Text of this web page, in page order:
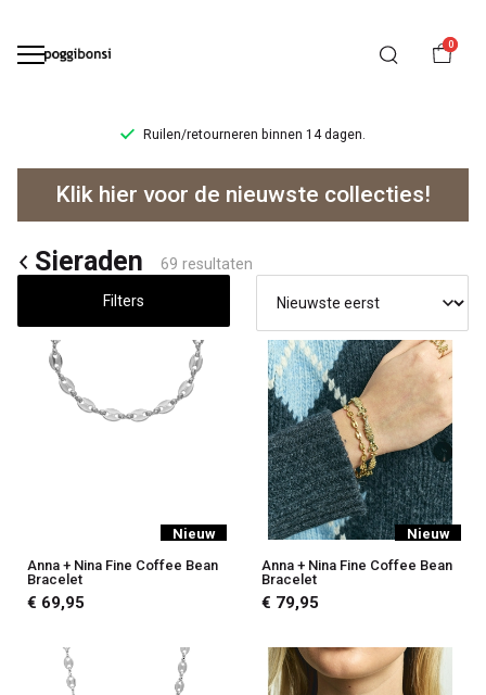
0
Ruilen/retourneren binnen 14 dagen.
Sieraden
Poggibonsi
Klik hier voor de nieuwste collecties!
Sieraden 69 resultaten
Filters
Nieuw
Anna + Nina Fine Coffee Bean
Bracelet
€ 69,95
Nieuw
Anna + Nina Fine Coffee Bean
Bracelet
€ 79,95